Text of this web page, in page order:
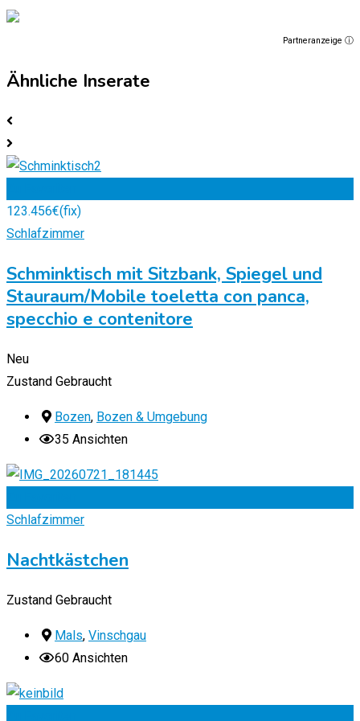
Partneranzeige ⓘ
Ähnliche Inserate
123.456€(fix)
Schlafzimmer
Schminktisch mit Sitzbank, Spiegel und
Stauraum/Mobile toeletta con panca,
specchio e contenitore
Neu
Zustand Gebraucht
Bozen, Bozen & Umgebung
35 Ansichten
Schlafzimmer
Nachtkästchen
Zustand Gebraucht
Mals, Vinschgau
60 Ansichten